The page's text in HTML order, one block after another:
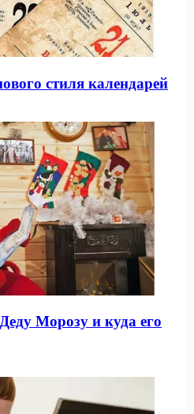
стиля календарей
Морозу и куда его